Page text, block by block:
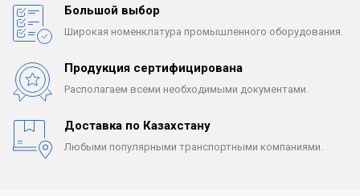
Большой выбор
Широкая номенклатура промышленного оборудования.
Продукция сертифицирована
Располагаем всеми необходимыми документами.
Доставка по Казахстану
Любыми популярными транспортными компаниями.